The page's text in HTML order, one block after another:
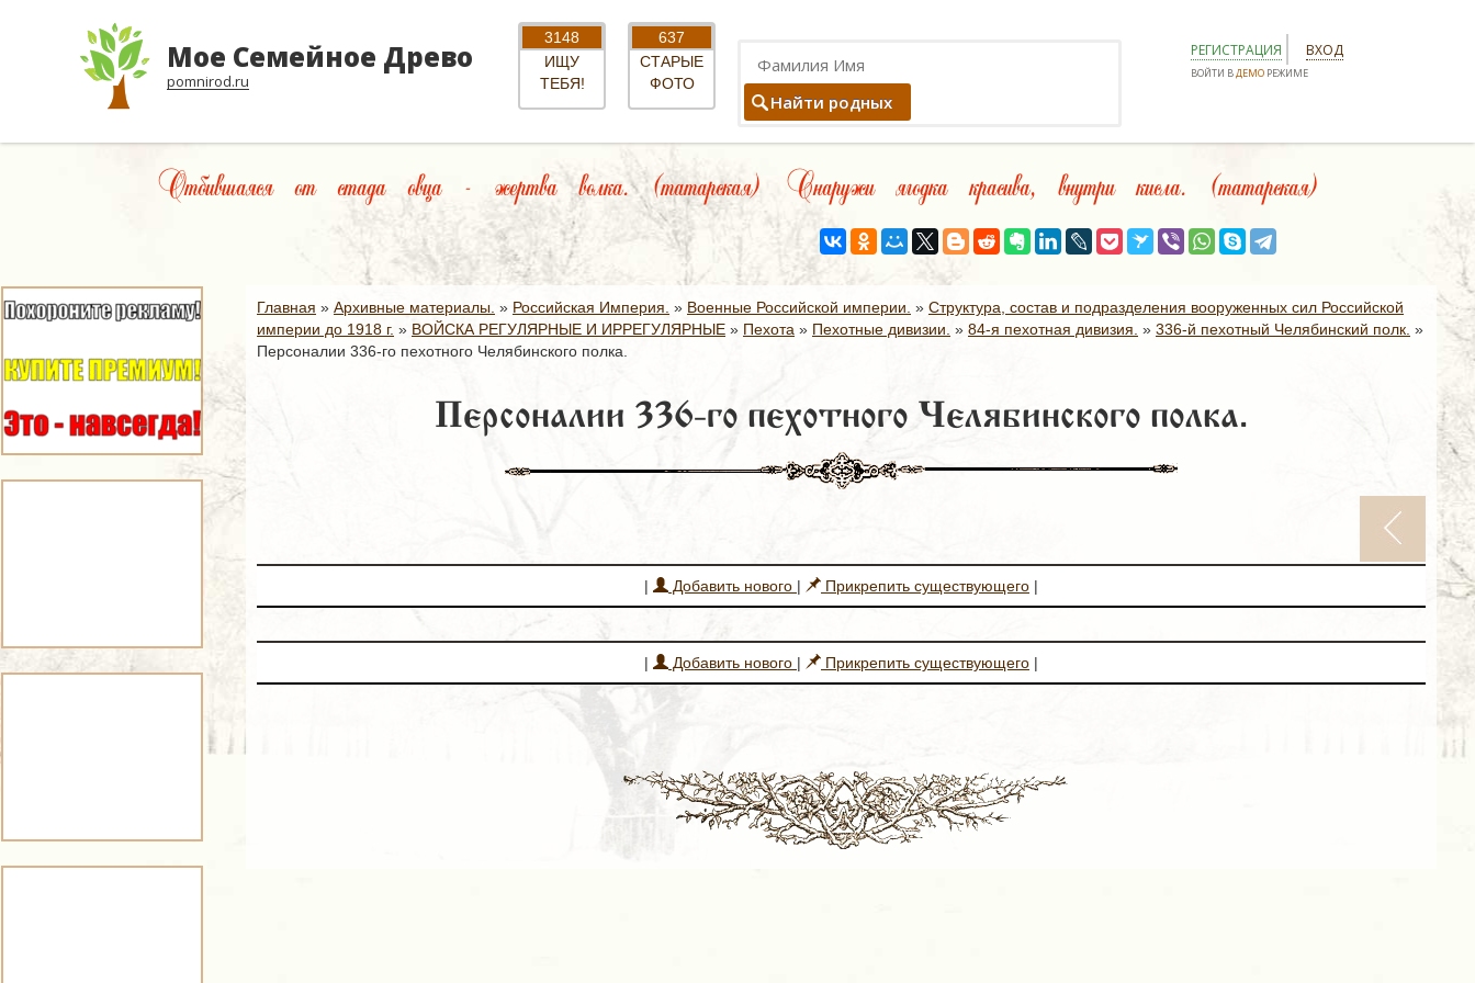
Мое Семейное Древо
pomnirod.ru
3148
ИЩУ
ТЕБЯ!
637
СТАРЫЕ
ФОТО
Найти родных
РЕГИСТРАЦИЯ ВХОД
ВОЙТИ ВДЕМО РЕЖИМЕ
Отбившаяся от стада овца - жертва волка. (татарская) Снаружи ягодка красива, внутри кисла. (татарская)
Главная » Архивные материалы. » Российская Империя. » Военные Российской империи. » Структура, состав и подразделения вооруженных сил Российской
империи до 1918 г. » ВОЙСКА РЕГУЛЯРНЫЕ И ИРРЕГУЛЯРНЫЕ » Пехота » Пехотные дивизии. » 84-я пехотная дивизия. » 336-й пехотный Челябинский полк. »
Персоналии 336-го пехотного Челябинского полка.
Персоналии 336-го пехотного Челябинского полка.
| Добавить нового | Прикрепить существующего |
| Добавить нового | Прикрепить существующего |